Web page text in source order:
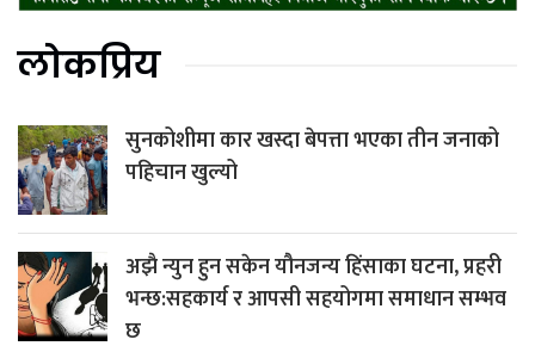
लोकप्रिय
सुनकोशीमा कार खस्दा बेपत्ता भएका तीन जनाको
पहिचान खुल्यो
अझै न्युन हुन सकेन यौनजन्य हिंसाका घटना, प्रहरी
भन्छ:सहकार्य र आपसी सहयोगमा समाधान सम्भव
छ